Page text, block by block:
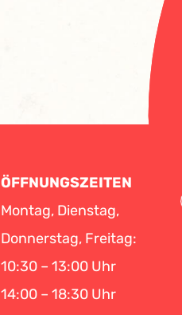
ÖFFNUNGSZEITEN
Montag, Dienstag,
Donnerstag, Freitag:
10:30 – 13:00 Uhr
14:00 – 18:30 Uhr